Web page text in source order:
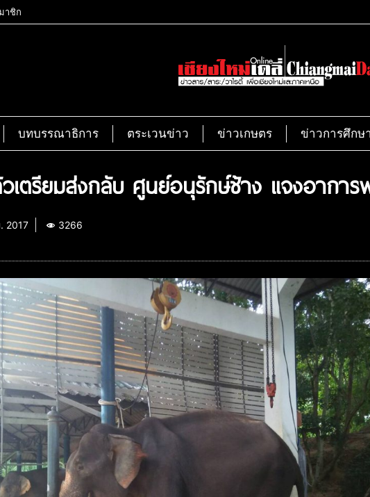
าชิก
บทบรรณาธิการ ตระเวนข่าว ข่าวเกษตร ข่าวการศึกษ
เตรียมส่งกลับ ศูนย์อนุรักษ์ช้าง แจงอากา
2017 3266